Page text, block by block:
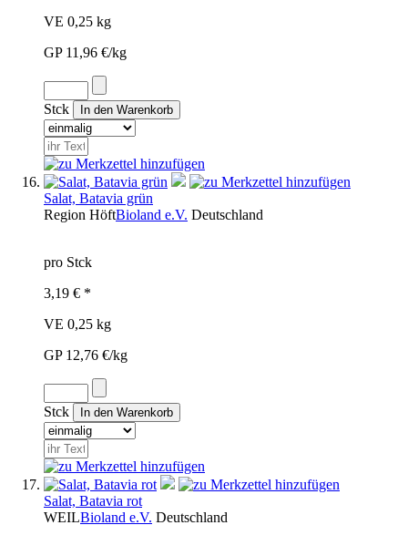
VE 0,25 kg
GP 11,96 €/kg
Stck
Salat, Batavia grün
Region HöftBioland e.V. Deutschland
pro Stck
3,19 € *
VE 0,25 kg
GP 12,76 €/kg
Stck
Salat, Batavia rot
WEILBioland e.V. Deutschland